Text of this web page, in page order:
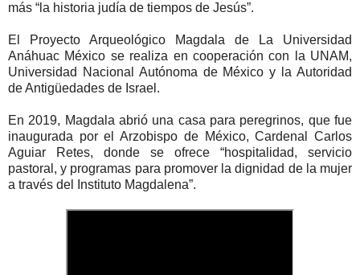
más “la historia judía de tiempos de Jesús”.
El Proyecto Arqueológico Magdala de La Universidad
Anáhuac México se realiza en cooperación con la UNAM,
Universidad Nacional Autónoma de México y la Autoridad
de Antigüedades de Israel.
En 2019, Magdala abrió una casa para peregrinos, que fue
inaugurada por el Arzobispo de México, Cardenal Carlos
Aguiar Retes, donde se ofrece “hospitalidad, servicio
pastoral, y programas para promover la dignidad de la mujer
a través del Instituto Magdalena”.